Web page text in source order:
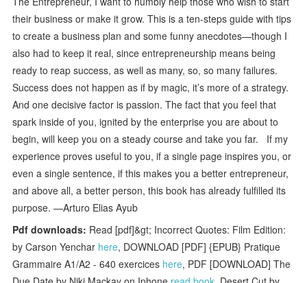
their business or make it grow. This is a ten-steps guide with tips
to create a business plan and some funny anecdotes—though I
also had to keep it real, since entrepreneurship means being
ready to reap success, as well as many, so, so many failures.
Success does not happen as if by magic, it’s more of a strategy.
And one decisive factor is passion. The fact that you feel that
spark inside of you, ignited by the enterprise you are about to
begin, will keep you on a steady course and take you far. If my
experience proves useful to you, if a single page inspires you, or
even a single sentence, if this makes you a better entrepreneur,
and above all, a better person, this book has already fulfilled its
purpose. —Arturo Elias Ayub
Pdf downloads: Read [pdf]&gt; Incorrect Quotes: Film Edition:
by Carson Yenchar here, DOWNLOAD [PDF] {EPUB} Pratique
Grammaire A1/A2 - 640 exercices here, PDF [DOWNLOAD] The